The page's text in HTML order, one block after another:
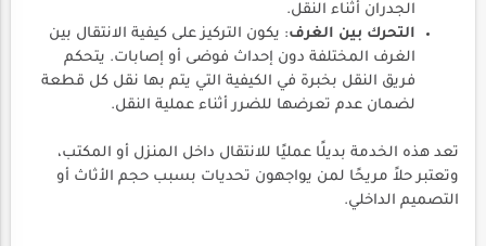
الجدران أثناء النقل.
التحرك بين الغرف: يكون التركيز على كيفية الانتقال بين
الغرف المختلفة دون إحداث فوضى أو إصابات. يتحكم
فريق النقل بخبرة في الكيفية التي يتم بها نقل كل قطعة
لضمان عدم تعرضها للضرر أثناء عملية النقل.
تعد هذه الخدمة بديلًا عمليًا للانتقال داخل المنزل أو المكتب،
وتعتبر حلاً مريحًا لمن يواجهون تحديات بسبب حجم الأثاث أو
التصميم الداخلي.